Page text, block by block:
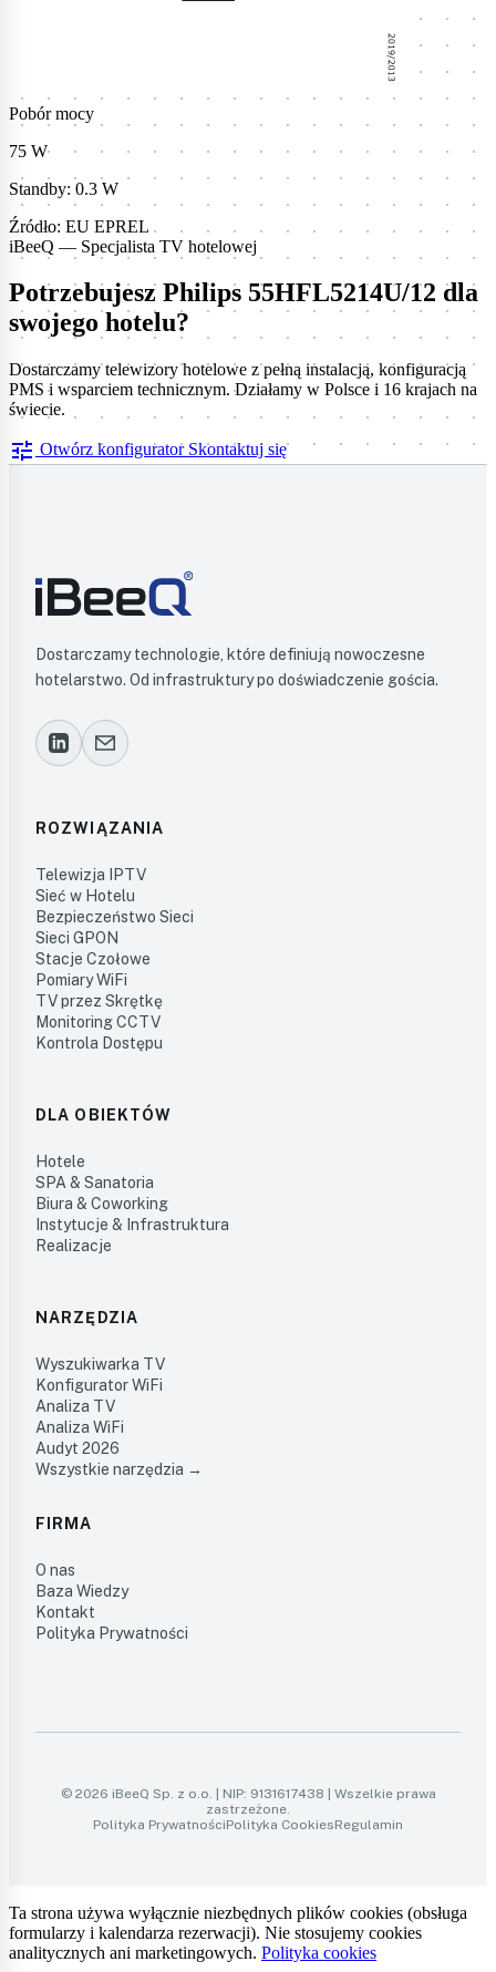
Pobór mocy
75 W
Standby: 0.3 W
Źródło: EU EPREL
iBeeQ — Specjalista TV hotelowej
Potrzebujesz Philips 55HFL5214U/12 dla
swojego hotelu?
Dostarczamy telewizory hotelowe z pełną instalacją, konfiguracją
PMS i wsparciem technicznym. Działamy w Polsce i 16 krajach na
świecie.
tune Otwórz konfigurator Skontaktuj się
Dostarczamy technologie, które definiują nowoczesne
hotelarstwo. Od infrastruktury po doświadczenie gościa.
ROZWIĄZANIA
Telewizja IPTV
Sieć w Hotelu
Bezpieczeństwo Sieci
Sieci GPON
Stacje Czołowe
Pomiary WiFi
TV przez Skrętkę
Monitoring CCTV
Kontrola Dostępu
DLA OBIEKTÓW
Hotele
SPA & Sanatoria
Biura & Coworking
Instytucje & Infrastruktura
Realizacje
NARZĘDZIA
Wyszukiwarka TV
Konfigurator WiFi
Analiza TV
Analiza WiFi
Audyt 2026
Wszystkie narzędzia →
FIRMA
O nas
Baza Wiedzy
Kontakt
Polityka Prywatności
© 2026 iBeeQ Sp. z o.o. | NIP: 9131617438 | Wszelkie prawa
zastrzeżone.
Polityka PrywatnościPolityka CookiesRegulamin
Ta strona używa wyłącznie niezbędnych plików cookies (obsługa
formularzy i kalendarza rezerwacji). Nie stosujemy cookies
analitycznych ani marketingowych. Polityka cookies